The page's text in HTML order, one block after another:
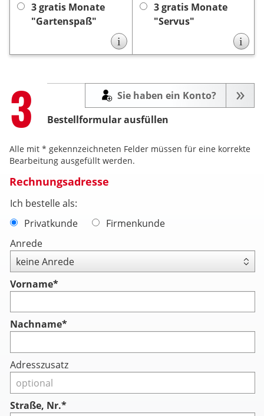
3 gratis Monate
"Gartenspaß"
ist
keine Kündigung
notwendig.
i
3 gratis Monate
"Servus"
notwendig.
i
Step
3 Bestellformular ausfüllen
Sie haben ein Konto?
Alle mit * gekennzeichneten Felder müssen für eine korrekte
Bearbeitung ausgefüllt werden.
Rechnungsadresse
Ich bestelle als:
Privatkunde
Firmenkunde
Anrede
Vorname*
Nachname*
Adresszusatz
Straße, Nr.*